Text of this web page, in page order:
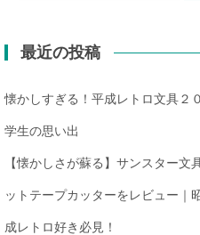
最近の投稿
懐かしすぎる！平成レトロ文具２
学生の思い出
【懐かしさが蘇る】サンスター文
ットテープカッターをレビュー｜
成レトロ好き必見！